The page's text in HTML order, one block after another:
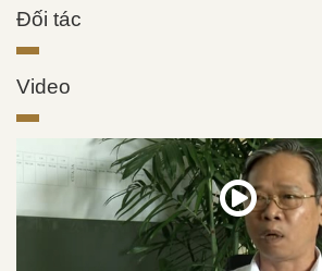
Đối tác
Video